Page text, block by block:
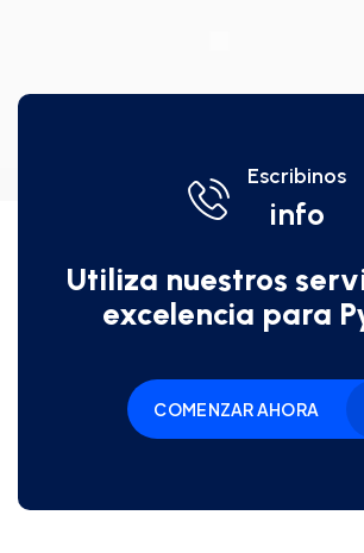
Escribinos
info
Utiliza nuestros
excelencia para
COMENZAR AHORA